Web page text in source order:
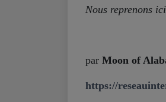
Nous reprenons
par Moon of
https://